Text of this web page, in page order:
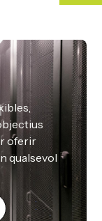
oferir
qualsevol